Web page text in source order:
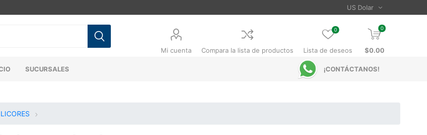
Mi cuenta Compara la lista de productos Lista de deseos
0 0
$0.00
SUCURSALES ¡CONTÁCTANOS!
LICORES